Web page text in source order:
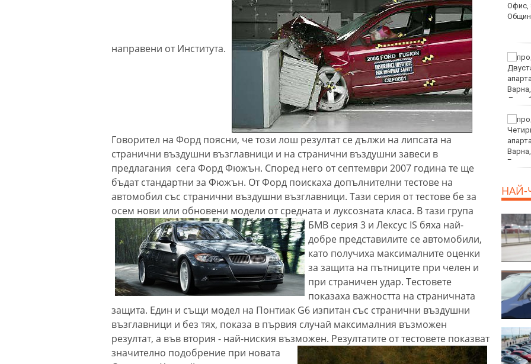
направени от Института.
Говорител на Форд поясни, че този лош резултат се дължи на липсата на
странични въздушни възглавници и на странични въздушни завеси в
предлагания сега Форд Фюжън. Според него от септември 2007 година те ще
бъдат стандартни за Фюжън. От Форд поискаха допълнителни тестове на
автомобил със странични въздушни възглавници. Тази серия от тестове бе за
осем нови или обновени модели от средната и луксозната класа. В тази група
БМВ серия 3 и Лексус ІS бяха най-
добре представилите се автомобили,
като получиха максималните оценки
за защита на пътниците при челен и
при страничен удар. Тестовете
показаха важността на страничната
защита. Един и същи модел на Понтиак G6 изпитан със странични въздушни
възглавници и без тях, показа в първия случай максималния възможен
резултат, а във втория - най-ниския възможен. Резултатите от тестовете показват
значително подобрение при новата
завърши музикалния
конкурс „Бъди звезда“
във Варна
Футболен национал на
Уганда загина след
нападение
Кръвният център във
Варна с кампания
заедно с фолклорни
клубове
НАЙ-